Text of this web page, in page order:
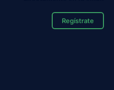
Regístrate